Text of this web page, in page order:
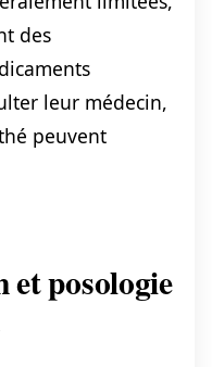
des
leur médecin,
peuvent
posologie